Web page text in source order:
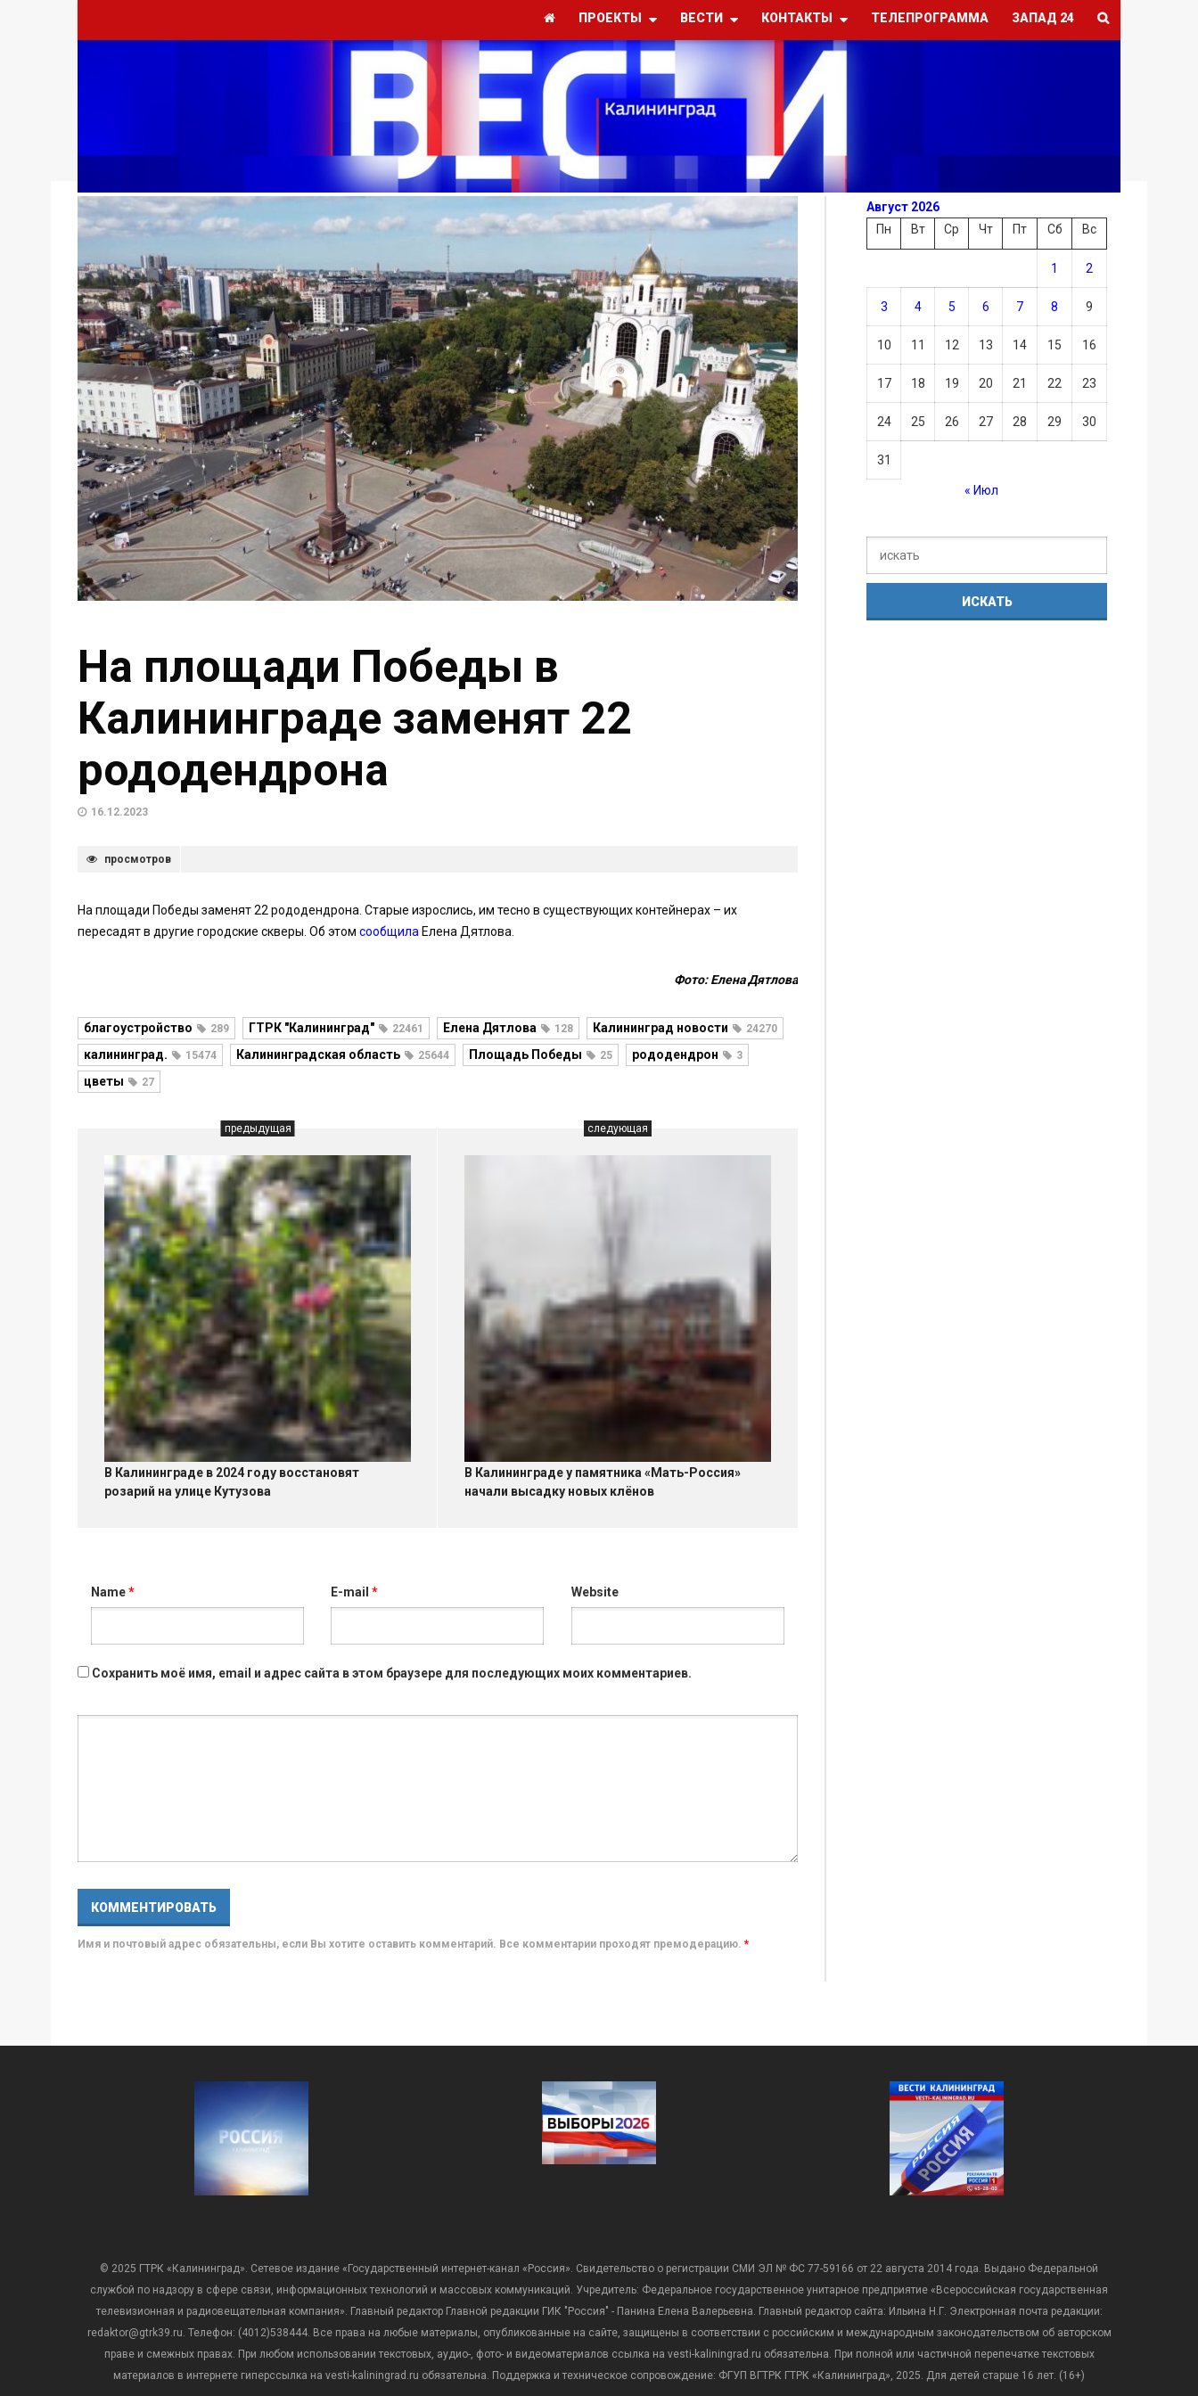
ПРОЕКТЫ ВЕСТИ КОНТАКТЫ ТЕЛЕПРОГРАММА ЗАПАД 24
На площади Победы в
Калининграде заменят 22
рододендрона
16.12.2023
просмотров
На площади Победы заменят 22 рододендрона. Старые изрослись, им тесно в существующих контейнерах – их
пересадят в другие городские скверы. Об этом сообщила Елена Дятлова.
Фото: Елена Дятлова
благоустройство 289 ГТРК "Калининград" 22461 Елена Дятлова 128 Калининград новости 24270
калининград. 15474 Калининградская область 25644 Площадь Победы 25 рододендрон 3
цветы 27
предыдущая
В Калининграде в 2024 году восстановят
розарий на улице Кутузова
следующая
В Калининграде у памятника «Мать-Россия»
начали высадку новых клёнов
Name* E-mail* Website
Сохранить моё имя, email и адрес сайта в этом браузере для последующих моих комментариев.
Имя и почтовый адрес обязательны, если Вы хотите оставить комментарий. Все комментарии проходят премодерацию. *
Август 2026
Пн
Вт Ср Чт Пт Сб Вс
1 2
3 4 5 6 7 8 9
10 11 12 13 14 15 16
17 18 19 20 21 22 23
24 25 26 27 28 29 30
31
« Июл
© 2025 ГТРК «Калининград». Сетевое издание «Государственный интернет-канал «Россия». Свидетельство о регистрации СМИ ЭЛ № ФС 77-59166 от 22 августа 2014 года. Выдано Федеральной
службой по надзору в сфере связи, информационных технологий и массовых коммуникаций. Учредитель: Федеральное государственное унитарное предприятие «Всероссийская государственная
телевизионная и радиовещательная компания». Главный редактор Главной редакции ГИК "Россия" - Панина Елена Валерьевна. Главный редактор сайта: Ильина Н.Г. Электронная почта редакции:
redaktor@gtrk39.ru. Телефон: (4012)538444. Все права на любые материалы, опубликованные на сайте, защищены в соответствии с российским и международным законодательством об авторском
праве и смежных правах. При любом использовании текстовых, аудио-, фото- и видеоматериалов ссылка на vesti-kaliningrad.ru обязательна. При полной или частичной перепечатке текстовых
материалов в интернете гиперссылка на vesti-kaliningrad.ru обязательна. Поддержка и техническое сопровождение: ФГУП ВГТРК ГТРК «Калининград», 2025. Для детей старше 16 лет. (16+)